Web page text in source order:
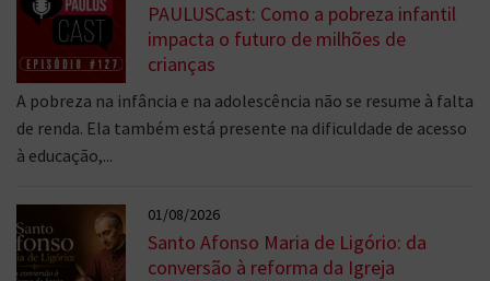
PAULUSCast: Como a pobreza infantil
impacta o futuro de milhões de
crianças
A pobreza na infância e na adolescência não se resume à falta
de renda. Ela também está presente na dificuldade de acesso
à educação,...
01/08/2026
Santo Afonso Maria de Ligório: da
conversão à reforma da Igreja